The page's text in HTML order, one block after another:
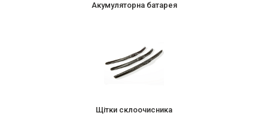
Акумуляторна батарея
Щітки склоочисника